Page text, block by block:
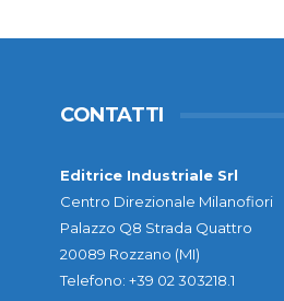
CONTATTI
Editrice Industriale Srl
Centro Direzionale Milanofiori
Palazzo Q8 Strada Quattro
20089 Rozzano (MI)
Telefono: +39 02 303218.1